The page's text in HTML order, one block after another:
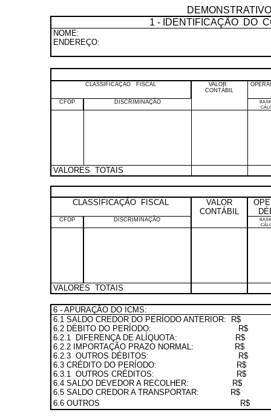
DEMONSTRATIVO
1 - IDENTIFICAÇÃO
DO
NOME:
ENDEREÇO:
CLASSIFICAÇÃO FISCAL
VALOR
CONTÁBIL
CFOP DISCRIMINAÇÃO
VALORES TOTAIS
CLASSIFICAÇÃO FISCAL
VALOR
CONTÁBIL
CFOP DISCRIMINAÇÃO
VALORES TOTAIS
6 - APURAÇÃO DO ICMS:
6.1 SALDO CREDOR DO PERÍODO ANTERIOR:
R$
6.2 DÉBITO DO PERÍODO:
R$
6.2.1
DIFERENÇA DE ALÍQUOTA:
R$
6.2.2 IMPORTAÇÃO PRAZO NORMAL:
R$
6.2.3 OUTROS DÉBITOS:
R$
6.3 CRÉDITO DO PERÍODO:
R$
6.3.1 OUTROS CRÉDITOS:
R$
6.4 SALDO DEVEDOR A RECOLHER:
R$
6.5 SALDO CREDOR A TRANSPORTAR:
R$
6.6 OUTROS
R$